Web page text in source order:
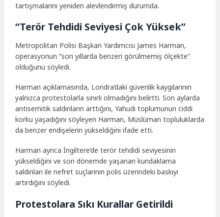
tartışmalarını yeniden alevlendirmiş durumda.
“Terör Tehdidi Seviyesi Çok Yüksek”
Metropolitan Polisi Başkan Yardımcısı James Harman,
operasyonun “son yıllarda benzeri görülmemiş ölçekte”
olduğunu söyledi.
Harman açıklamasında, Londra’daki güvenlik kaygılarının
yalnızca protestolarla sınırlı olmadığını belirtti. Son aylarda
antisemitik saldırıların arttığını, Yahudi toplumunun ciddi
korku yaşadığını söyleyen Harman, Müslüman topluluklarda
da benzer endişelerin yükseldiğini ifade etti.
Harman ayrıca İngiltere’de terör tehdidi seviyesinin
yükseldiğini ve son dönemde yaşanan kundaklama
saldırıları ile nefret suçlarının polis üzerindeki baskıyı
artırdığını söyledi.
Protestolara Sıkı Kurallar Getirildi